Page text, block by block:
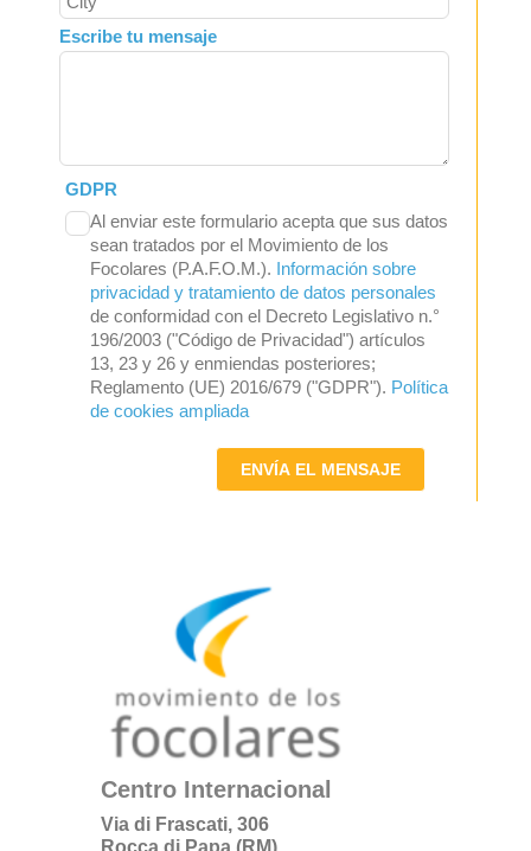
Escribe tu mensaje
GDPR
Al enviar este formulario acepta que sus datos
sean tratados por el Movimiento de los
Focolares (P.A.F.O.M.). Información sobre
privacidad y tratamiento de datos personales
de conformidad con el Decreto Legislativo n.°
196/2003 ("Código de Privacidad") artículos
13, 23 y 26 y enmiendas posteriores;
Reglamento (UE) 2016/679 ("GDPR"). Política
de cookies ampliada
ENVÍA EL MENSAJE
Centro Internacional
Via di Frascati, 306